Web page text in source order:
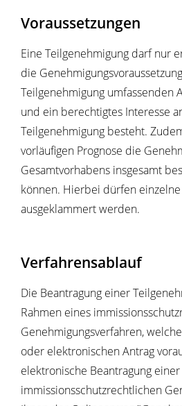
Voraussetzungen
Eine Teilgenehmigung darf nur
die
Teilgenehmigung umfassenden
und ein berechtigtes Interesse
Teilgenehmigung besteht.
vorläufigen Prognose die
Gesamtvorhabens insgesamt
können. Hierbei dürfen
ausgeklammert werden.
Verfahrensablauf
Die Beantragung einer
Rahmen eines
Genehmigungsverfahren,
oder elektronischen Antrag
elektronische Beantragung einer
immissionsschutzrechtlichen